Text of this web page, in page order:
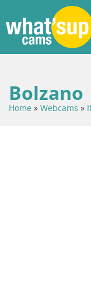
Bolzano
Home » Webcams »